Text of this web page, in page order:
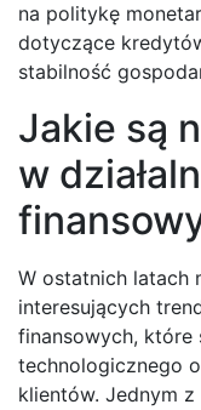
na politykę
dotyczące
stabilność
Jakie są
w
W ostatnich latach
interesujących
finansowych, które
technologicznego
klientów. Jednym